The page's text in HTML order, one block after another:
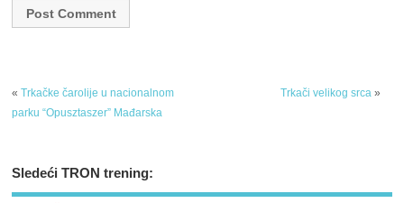
«Trkačke čarolije u nacionalnom
parku “Opusztaszer” Mađarska
Trkači velikog srca»
Sledeći TRON trening: